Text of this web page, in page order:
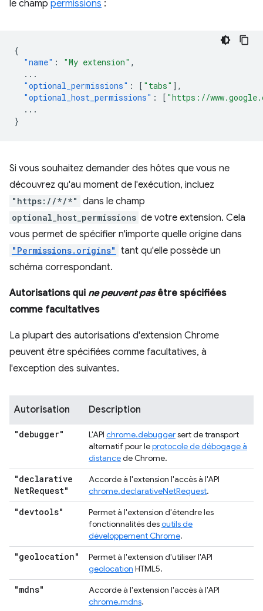
le champ permissions :
{
"name" : "My extension" ,
...
"optional_permissions" : [ "tabs" ],
"optional_host_permissions" : [ "https://
...
}
Si vous souhaitez demander des hôtes que vous ne
découvrez qu'au moment de l'exécution, incluez
"https://*/*" dans le champ
optional_host_permissions de votre extension. Cela
vous permet de spécifier n'importe quelle origine dans
"Permissions.origins" tant qu'elle possède un
schéma correspondant.
Autorisations qui ne peuvent pasêtre spécifiées
comme facultatives
La plupart des autorisations d'extension Chrome
peuvent être spécifiées comme facultatives, à
l'exception des suivantes.
Autorisation Description
"debugger" L'API chrome.debuggersert de transport
alternatif pour leprotocole de débogage à
distancede Chrome.
"declarative
NetRequest"
Accorde à l'extension l'accès à l'API
chrome.declarativeNetRequest.
"devtools"
Permet à l'extension d'étendre les
fonctionnalités desoutils de
développement Chrome.
"geolocation"
Permet à l'extension d'utiliser l'API
geolocation HTML5.
"mdns"
Accorde à l'extension l'accès à l'API
chrome.mdns.